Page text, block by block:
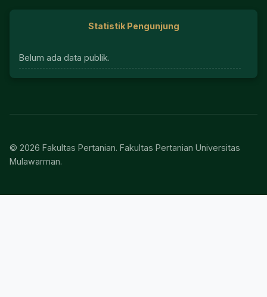
Statistik Pengunjung
Belum ada data publik.
© 2026 Fakultas Pertanian. Fakultas Pertanian Universitas
Mulawarman.